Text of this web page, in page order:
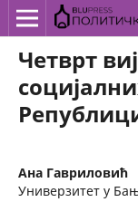
Четврт
Ана Гавриловић
Универзитет у